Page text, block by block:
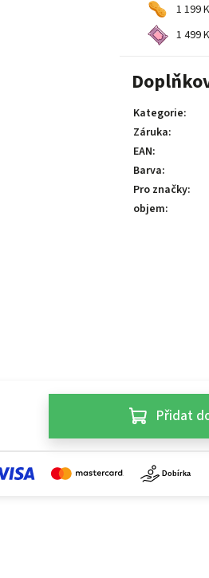
1 199
1 499
Kategorie:
Záruka:
EAN:
Barva:
Pro značky:
objem:
Přidat